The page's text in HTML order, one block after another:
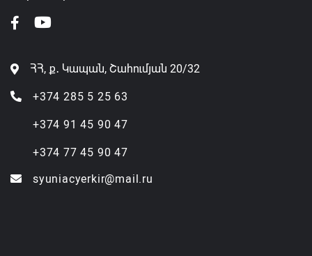
ՀՀ, ք․ Կապան, Շահումյան 20/32
+374 285 5 25 63
+374 91 45 90 47
+374 77 45 90 47
syuniacyerkir@mail.ru